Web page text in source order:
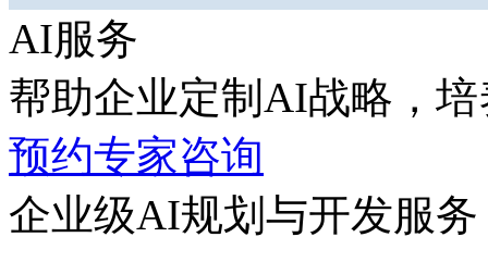
AI服务
帮助企业定制AI战略，
预约专家咨询
企业级AI规划与开发服务